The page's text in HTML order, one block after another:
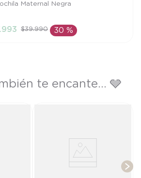
AL CARRITO
Maternal Negra
.993 $39.990 30 %
te encante... 🩶